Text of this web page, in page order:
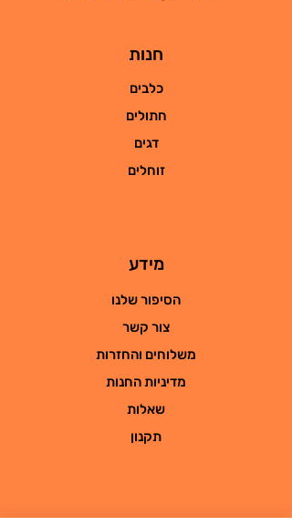
חנות
כלבים
חתולים
דגים
זוחלים
מידע
הסיפור שלנו
צור קשר
משלוחים והחזרות
מדיניות החנות
שאלות
תקנון